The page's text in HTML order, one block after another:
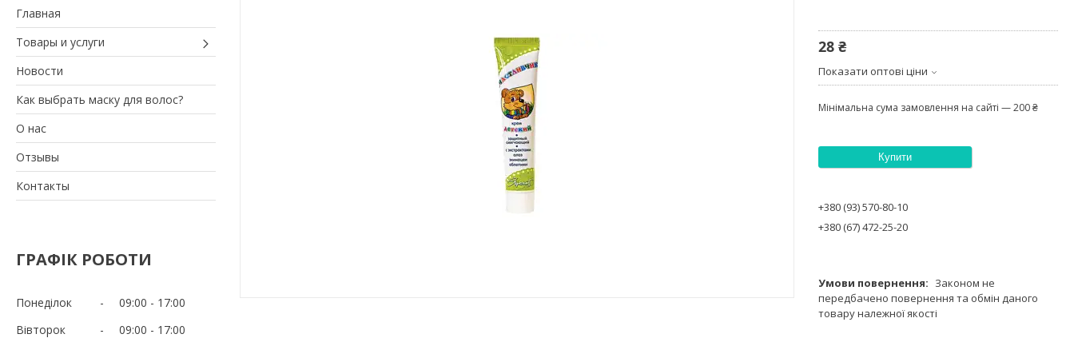
Главная
Товары и услуги
Новости
Как выбрать маску для волос?
О нас
Отзывы
Контакты
ГРАФІК РОБОТИ
Понеділок 09:00
17:00
Вівторок
09:00
17:00
28 ₴
Показати оптові ціни
Мінімальна сума замовлення на сайті — 200 ₴
Купити
+380 (93) 570-80-10
+380 (67) 472-25-20
Законом не
передбачено повернення та обмін даного
товару належної якості